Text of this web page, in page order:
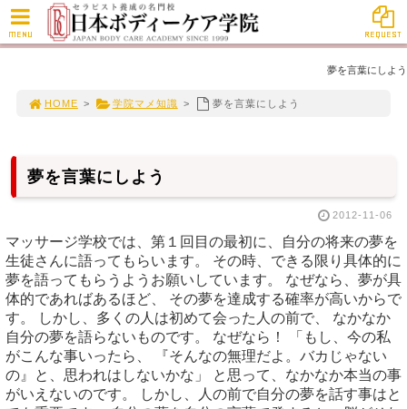
夢を言葉にしよう
HOME > 学院マメ知識 > 夢を言葉にしよう
夢を言葉にしよう
2012-11-06
マッサージ学校では、第１回目の最初に、自分の将来の夢を
生徒さんに語ってもらいます。 その時、できる限り具体的に
夢を語ってもらうようお願いしています。 なぜなら、夢が具
体的であればあるほど、 その夢を達成する確率が高いからで
す。 しかし、多くの人は初めて会った人の前で、 なかなか
自分の夢を語らないものです。 なぜなら！ 「もし、今の私
がこんな事いったら、 『そんなの無理だよ。バカじゃない
の』と、思われはしないかな」 と思って、なかなか本当の事
がいえないのです。 しかし、人の前で自分の夢を話す事はと
MENU REQUEST